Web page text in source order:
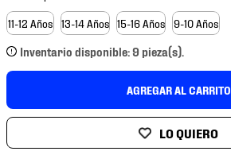
11-12 Años 13-14 Años 15-16 Años 9-10 Años
Inventario disponible: 9 pieza(s).
AGREGAR AL CARRITO
4.
tenis futbol
5.
jersey
8.
chivas
9.
tenis niño